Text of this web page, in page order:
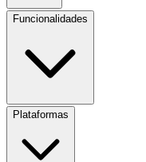
Funcionalidades
Plataformas